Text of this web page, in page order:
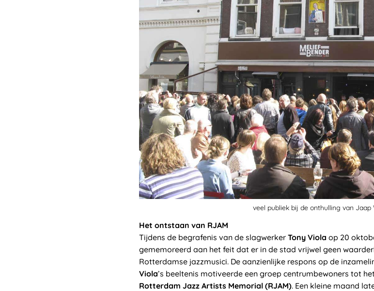
veel publiek bij de onthulling van Jaap
Het ontstaan van RJAM
Tijdens de begrafenis van de slagwerker Tony Viola op 20
gememoreerd aan het feit dat er in de stad vrijwel geen
Rotterdamse jazzmusici. De aanzienlijke respons op de
Viola’s beeltenis motiveerde een groep centrumbewoners tot
Rotterdam Jazz Artists Memorial (RJAM). Een kleine maand